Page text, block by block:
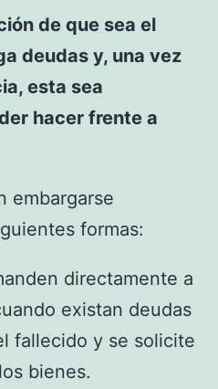
de que sea el
deudas y, una vez
esta sea
hacer frente a
embargarse
formas:
directamente a
existan deudas
fallecido y se solicite
bienes.